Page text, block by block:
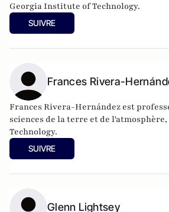
Georgia Institute of Technology.
SUIVRE
Frances Rivera-
Frances Rivera-Hernández est
sciences de la terre et de
Technology.
SUIVRE
Glenn Lightsey